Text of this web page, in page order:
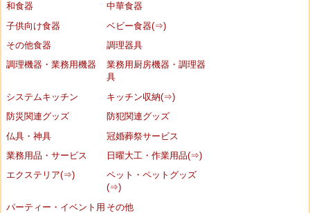
和食器
中華食器
子供向け食器
ベビー食器(⇒)
その他食器
調理器具
調理機器・業務用機器
業務用厨房機器・調理器
具
システムキッチン
キッチン収納(⇒)
防災関連グッズ
防犯関連グッズ
仏具・神具
冠婚葬祭サービス
業務用品・サービス
日曜大工・作業用品(⇒)
エクステリア(⇒)
ペット・ペットグッズ
(⇒)
パーティー・イベント用 その他